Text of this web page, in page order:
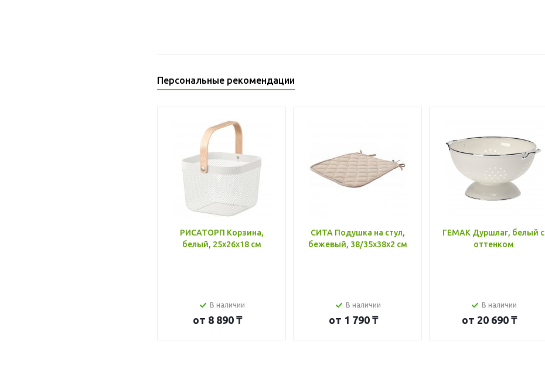
Персональные рекомендации
РИСАТОРП Корзина,
белый, 25x26x18 см
В наличии
от 8 890 ₸
СИТА Подушка на стул,
бежевый, 38/35x38x2 см
В наличии
от 1 790 ₸
ГЕМАК Дуршлаг, белый с
оттенком
В наличии
от 20 690 ₸